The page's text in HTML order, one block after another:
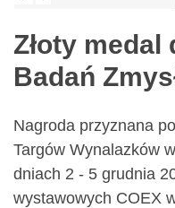
Złoty
Badań
Nagroda przyznana
Targów Wynalazków
dniach 2 - 5 grudnia
wystawowych COEX